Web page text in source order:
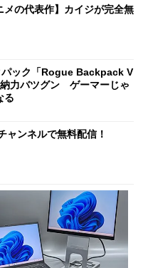
メの代表作】カイジが完全無
パック「Rogue Backpack V
力バツグン ゲーマーじゃ
る
ャンネルで無料配信！